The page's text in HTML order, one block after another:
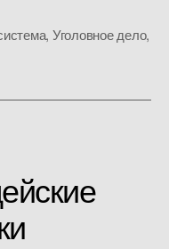
, Уголовное дело,